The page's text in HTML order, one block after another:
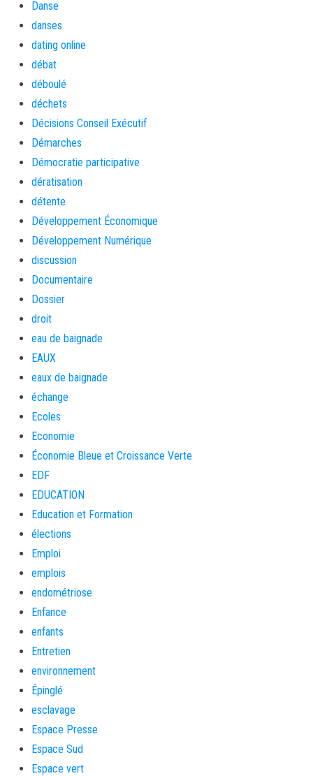
Danse
danses
dating online
débat
déboulé
déchets
Décisions Conseil Exécutif
Démarches
Démocratie participative
dératisation
détente
Développement Économique
Développement Numérique
discussion
Documentaire
Dossier
droit
eau de baignade
EAUX
eaux de baignade
échange
Ecoles
Economie
Économie Bleue et Croissance Verte
EDF
EDUCATION
Education et Formation
élections
Emploi
emplois
endométriose
Enfance
enfants
Entretien
environnement
Épinglé
esclavage
Espace Presse
Espace Sud
Espace vert